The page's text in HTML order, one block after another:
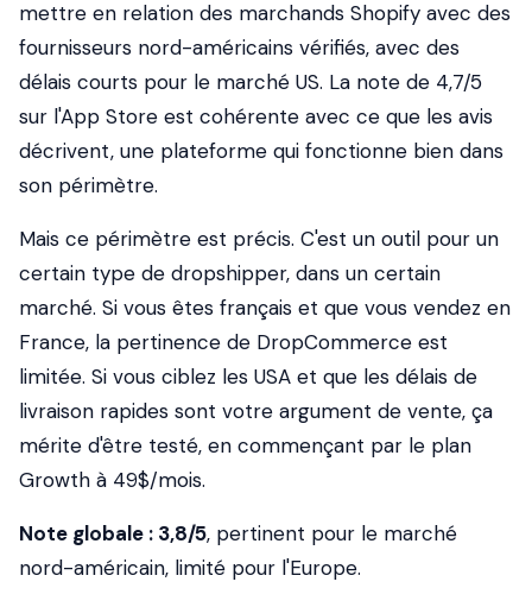
mettre en relation des marchands Shopify avec des
fournisseurs nord-américains vérifiés, avec des
délais courts pour le marché US. La note de 4,7/5
sur l'App Store est cohérente avec ce que les avis
décrivent, une plateforme qui fonctionne bien dans
son périmètre.
Mais ce périmètre est précis. C'est un outil pour un
certain type de dropshipper, dans un certain
marché. Si vous êtes français et que vous vendez en
France, la pertinence de DropCommerce est
limitée. Si vous ciblez les USA et que les délais de
livraison rapides sont votre argument de vente, ça
mérite d'être testé, en commençant par le plan
Growth à 49$/mois.
Note globale : 3,8/5, pertinent pour le marché
nord-américain, limité pour l'Europe.